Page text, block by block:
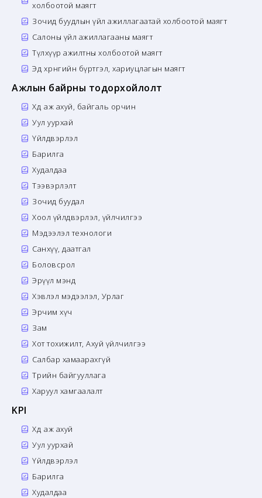
холбоотой маягт
Зочид буудлын үйл ажиллагаатай холбоотой маягт
Салоны үйл ажиллагааны маягт
Түлхүүр ажилтны холбоотой маягт
Эд хөрөнгийн бүртгэл, хариуцлагын маягт
Ажлын байрны тодорхойлолт
Хөдөө аж ахуй, байгаль орчин
Уул уурхай
Үйлдвэрлэл
Барилга
Худалдаа
Тээвэрлэлт
Зочид буудал
Хоол үйлдвэрлэл, үйлчилгээ
Мэдээлэл технологи
Санхүү, даатгал
Боловсрол
Эрүүл мэнд
Хэвлэл мэдээлэл, Урлаг
Эрчим хүч
Зам
Хот тохижилт, Ахуй үйлчилгээ
Салбар хамаарахгүй
Төрийн байгууллага
Харуул хамгаалалт
KPI
Хөдөө аж ахуй
Уул уурхай
Үйлдвэрлэл
Барилга
Худалдаа